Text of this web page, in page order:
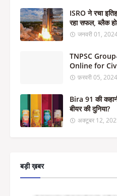
ISRO ने रचा
रहा सफल, ब्लैक
जनवरी 01,
TNPSC
Online for
फ़रवरी 05, 2024
Bira 91 की
बीयर की दुनिया?
अक्टूबर 12,
बड़ी ख़बर